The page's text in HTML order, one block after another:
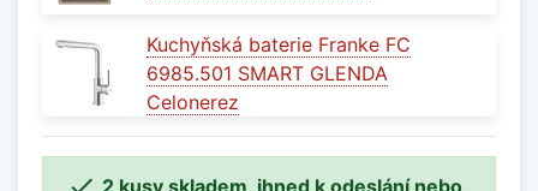
Kuchyňská baterie Franke FC
6985.501 SMART GLENDA
Celonerez
2 kusy skladem, ihned k odeslání nebo